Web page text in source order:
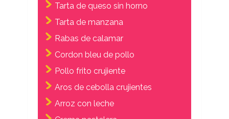
Tarta de queso sin horno
Tarta de manzana
Rabas de calamar
Cordon bleu de pollo
Pollo frito crujiente
Aros de cebolla crujientes
Arroz con leche